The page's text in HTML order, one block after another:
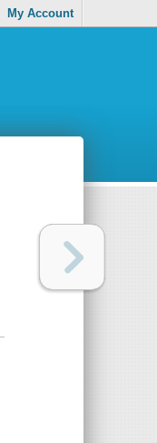
My Account